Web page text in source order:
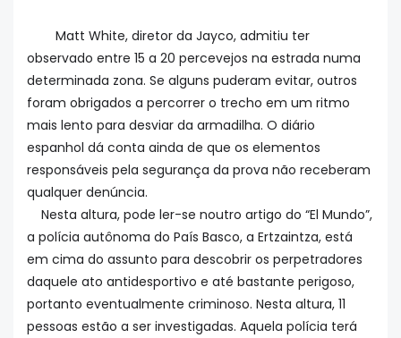
Matt White, diretor da Jayco, admitiu ter
observado entre 15 a 20 percevejos na estrada numa
determinada zona. Se alguns puderam evitar, outros
foram obrigados a percorrer o trecho em um ritmo
mais lento para desviar da armadilha. O diário
espanhol dá conta ainda de que os elementos
responsáveis pela segurança da prova não receberam
qualquer denúncia.
Nesta altura, pode ler-se noutro artigo do “El Mundo”,
a polícia autônoma do País Basco, a Ertzaintza, está
em cima do assunto para descobrir os perpetradores
daquele ato antidesportivo e até bastante perigoso,
portanto eventualmente criminoso. Nesta altura, 11
pessoas estão a ser investigadas. Aquela polícia terá